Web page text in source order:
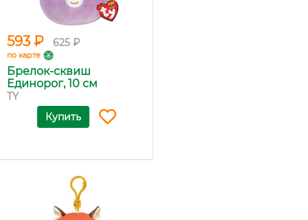
593 ₽ 625 ₽
по карте
Брелок-сквиш
Единорог, 10 см
TY
Купить